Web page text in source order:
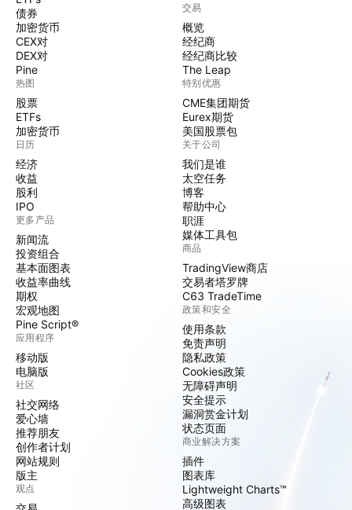
债券
加密货币
CEX对
DEX对
Pine
热图
股票
ETFs
加密货币
日历
经济
收益
股利
IPO
更多产品
新闻流
投资组合
基本面图表
收益率曲线
期权
宏观地图
Pine Script®
应用程序
移动版
电脑版
社区
社交网络
爱心墙
推荐朋友
创作者计划
网站规则
版主
观点
交易
概览
经纪商
经纪商比较
The Leap
特别优惠
CME集团期货
Eurex期货
美国股票包
关于公司
我们是谁
太空任务
博客
帮助中心
职涯
媒体工具包
商品
TradingView商店
交易者塔罗牌
C63 TradeTime
政策和安全
使用条款
免责声明
隐私政策
Cookies政策
无障碍声明
安全提示
漏洞赏金计划
状态页面
商业解决方案
插件
图表库
Lightweight Charts™
高级图表